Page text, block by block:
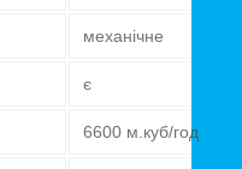
механічне
є
6600 м.куб/год